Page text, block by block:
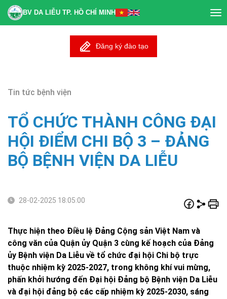
BV DA LIỄU TP. HỒ CHÍ MINH
Đăng ký đào tạo
Tin tức bệnh viện
TỔ CHỨC THÀNH CÔNG ĐẠI
HỘI ĐIỂM CHI BỘ 3 – ĐẢNG
BỘ BỆNH VIỆN DA LIỄU
28-02-2025 18:05:00
Thực hiện theo Điều lệ Đảng Cộng sản Việt Nam và
công văn của Quận ủy Quận 3 cùng kế hoạch của Đảng
ủy Bệnh viện Da Liễu về tổ chức đại hội Chi bộ trực
thuộc nhiệm kỳ 2025-2027, trong không khí vui mừng,
phấn khởi hướng đến Đại hội Đảng bộ Bệnh viện Da Liễu
và đại hội đảng bộ các cấp nhiệm kỳ 2025-2030, sáng